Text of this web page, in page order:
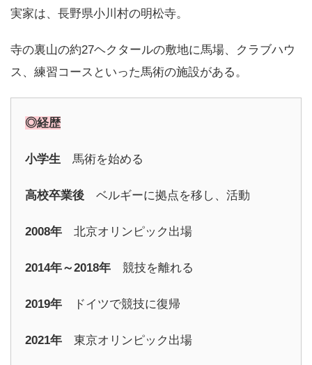
実家は、長野県小川村の明松寺。
寺の裏山の約27ヘクタールの敷地に馬場、クラブハウ
ス、練習コースといった馬術の施設がある。
◎経歴
小学生 馬術を始める
高校卒業後 ベルギーに拠点を移し、活動
2008年 北京オリンピック出場
2014年～2018年 競技を離れる
2019年 ドイツで競技に復帰
2021年 東京オリンピック出場